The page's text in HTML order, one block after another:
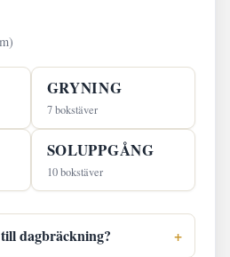
GRYNING
7 bokstäver
SOLUPPGÅNG
10 bokstäver
dagbräckning?